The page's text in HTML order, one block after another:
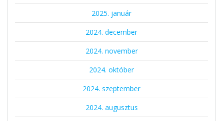
2025. január
2024. december
2024. november
2024. október
2024. szeptember
2024. augusztus